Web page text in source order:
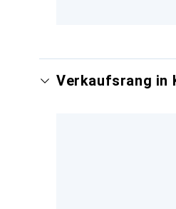
Verkaufsrang in